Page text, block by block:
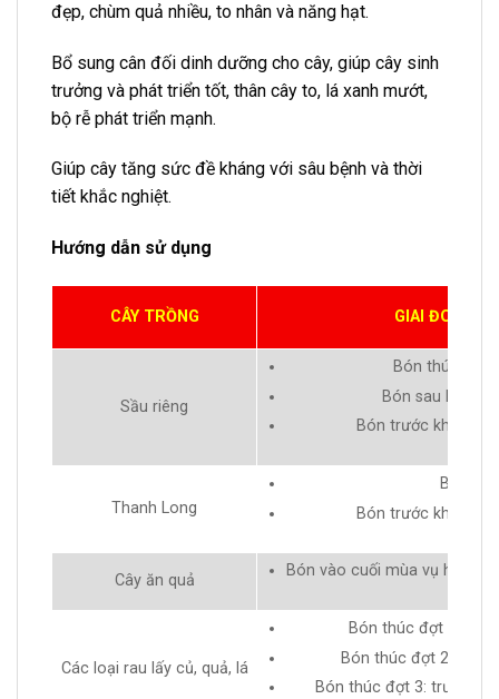
đẹp, chùm quả nhiều, to nhân và năng hạt.
Bổ sung cân đối dinh dưỡng cho cây, giúp cây sinh
trưởng và phát triển tốt, thân cây to, lá xanh mướt,
bộ rễ phát triển mạnh.
Giúp cây tăng sức đề kháng với sâu bệnh và thời
tiết khắc nghiệt.
Hướng dẫn sử dụng
CÂY TRỒNG GIAI ĐOẠN
Sầu riêng
Bón thúc giai
Bón sau khi
Bón trước khi thu
Thanh Long
Bón
Bón trước khi thu
Cây ăn quả
Bón vào cuối mùa vụ hoặc
Các loại rau lấy củ, quả, lá
Bón thúc đợt 1: 3-5
Bón thúc đợt 2: trước
Bón thúc đợt 3: trước